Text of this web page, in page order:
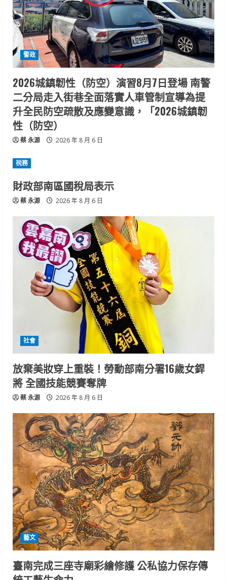
警政
2026城鎮韌性（防空）演習8月7日登場 南警
二分局走入街巷全面落實人車管制宣導為提
升全民防空疏散及應變意識，「2026城鎮韌
性（防空）
蔡 永源 2026 年 8 月 6 日
祱務
財政部南區國稅局表示
蔡 永源 2026 年 8 月 6 日
社會
放棄美妝穿上重裝！勞動部南分署16歲女銲
將 全國技能競賽奪牌
蔡 永源 2026 年 8 月 6 日
藝文
臺南完成三座寺廟彩繪修護 公私協力保存傳